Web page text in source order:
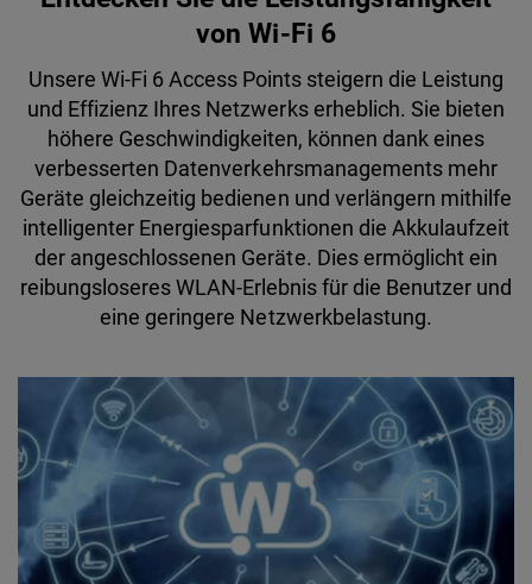
von Wi-Fi 6
Unsere Wi-Fi 6 Access Points steigern die Leistung
und Effizienz Ihres Netzwerks erheblich. Sie bieten
höhere Geschwindigkeiten, können dank eines
verbesserten Datenverkehrsmanagements mehr
Geräte gleichzeitig bedienen und verlängern mithilfe
intelligenter Energiesparfunktionen die Akkulaufzeit
der angeschlossenen Geräte. Dies ermöglicht ein
reibungsloseres WLAN-Erlebnis für die Benutzer und
eine geringere Netzwerkbelastung.